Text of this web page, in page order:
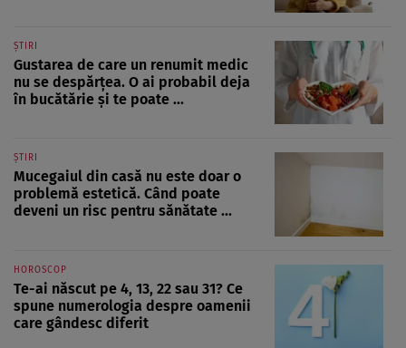
ȘTIRI
Gustarea de care un renumit medic
nu se despărțea. O ai probabil deja
în bucătărie și te poate ...
ȘTIRI
Mucegaiul din casă nu este doar o
problemă estetică. Când poate
deveni un risc pentru sănătate ...
HOROSCOP
Te-ai născut pe 4, 13, 22 sau 31? Ce
spune numerologia despre oamenii
care gândesc diferit